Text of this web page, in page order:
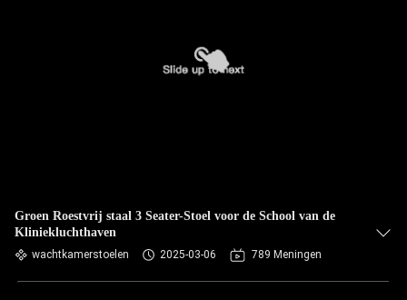
Groen Roestvrij staal 3 Seater-Stoel voor de School van de
Kliniekluchthaven
wachtkamerstoelen 2025-03-06 789 Meningen